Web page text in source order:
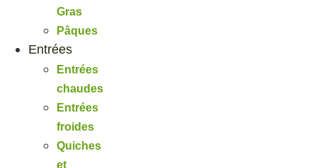
Gras
Pâques
Entrées
Entrées
chaudes
Entrées
froides
Quiches
et